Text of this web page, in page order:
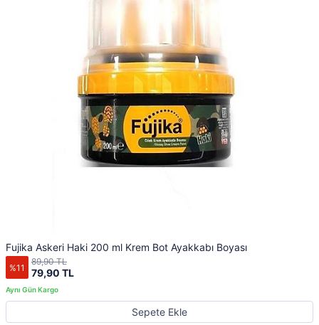
Fujika Askeri Haki 200 ml Krem Bot Ayakkabı Boyası
%11 79,90 TL
89,90 TL
Sepete Ekle